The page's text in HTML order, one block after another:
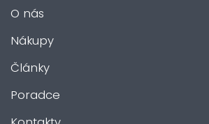
O nás
Nákupy
Články
Poradce